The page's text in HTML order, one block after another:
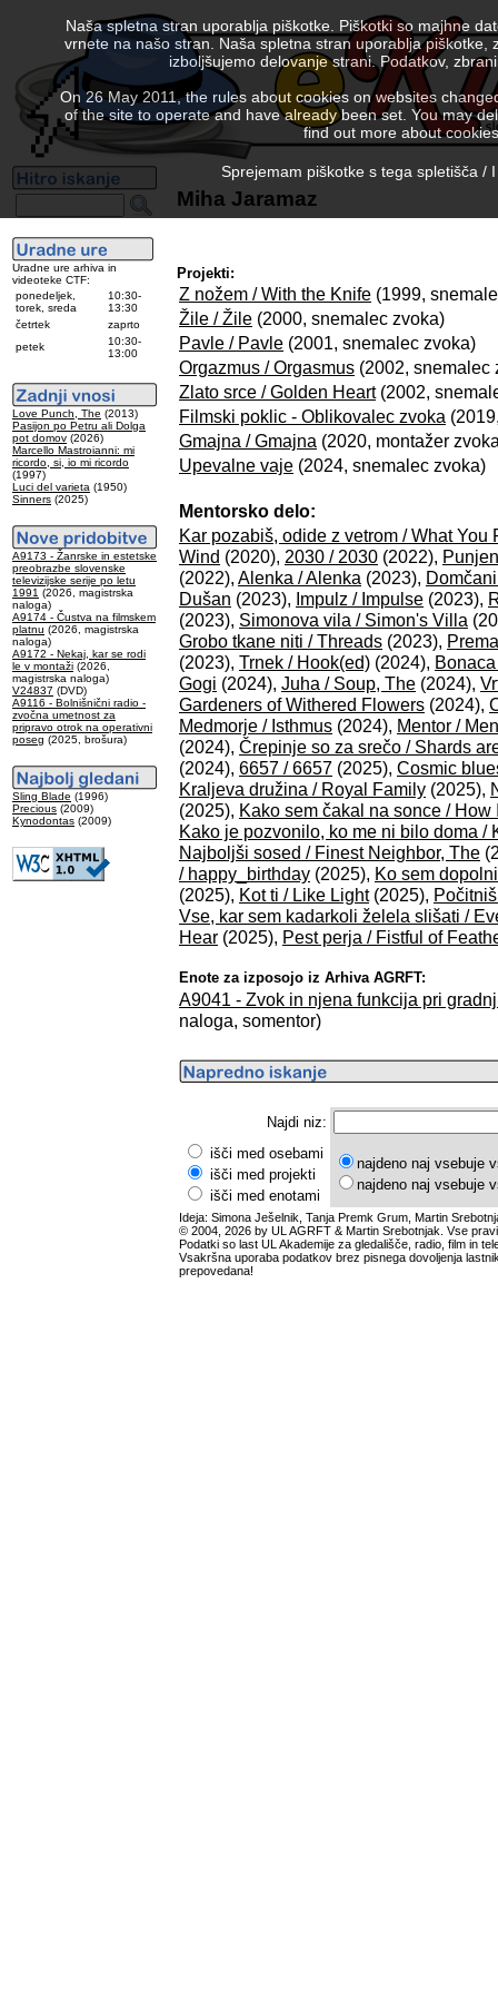
Uradne ure arhiva in
videoteke CTF:
ponedeljek,
torek, sreda
10:30-
13:30
četrtek
zaprto
petek
10:30-
13:00
Love Punch, The (2013)
Pasijon po Petru ali Dolga
pot domov (2026)
Marcello Mastroianni: mi
ricordo, si, io mi ricordo
(1997)
Luci del varieta (1950)
Sinners (2025)
A9173 - Žanrske in estetske
preobrazbe slovenske
televizijske serije po letu
1991 (2026, magistrska
naloga)
A9174 - Čustva na filmskem
platnu (2026, magistrska
naloga)
A9172 - Nekaj, kar se rodi
le v montaži (2026,
magistrska naloga)
V24837 (DVD)
A9116 - Bolnišnični radio -
zvočna umetnost za
pripravo otrok na operativni
poseg (2025, brošura)
Sling Blade (1996)
Precious (2009)
Kynodontas (2009)
Miha Jaramaz
Projekti:
Z nožem / With the Knife (1999,
Žile / Žile (2000, snemalec zvoka)
Pavle / Pavle (2001, snemalec zvoka)
Orgazmus / Orgasmus (2002, snemalec
Zlato srce / Golden Heart(2002,
Filmski poklic - Oblikovalec zvoka
Gmajna / Gmajna (2020, montažer
Upevalne vaje (2024, snemalec zvoka)
Mentorsko delo:
Kar pozabiš, odide z vetrom / What You
Wind (2020), 2030 / 2030 (2022),
(2022), Alenka / Alenka (2023),
Dušan (2023), Impulz / Impulse (2023),
(2023), Simonova vila / Simon's Villa
Grobo tkane niti / Threads (2023),
(2023), Trnek / Hook(ed) (2024),
Gogi (2024), Juha / Soup, The (2024),
Gardeners of Withered Flowers (2024),
Medmorje / Isthmus (2024), Mentor /
(2024), Črepinje so za srečo / Shards
(2024), 6657 / 6657 (2025), Cosmic
Kraljeva družina / Royal Family (2025),
(2025), Kako sem čakal na sonce / How
Kako je pozvonilo, ko me ni bilo doma /
Najboljši sosed / Finest Neighbor, The
/ happy_birthday (2025), Ko sem
(2025), Kot ti / Like Light(2025),
Vse, kar sem kadarkoli želela slišati /
Hear (2025), Pest perja / Fistful of
Enote za izposojo iz Arhiva AGRFT:
A9041 - Zvok in njena funkcija pri
naloga, somentor)
Najdi niz:
išči med osebami
išči med projekti
išči med enotami
najdeno naj vsebuje
najdeno naj vsebuje
Ideja: Simona Ješelnik, Tanja Premk Grum, Martin
© 2004, 2026 by UL AGRFT & Martin Srebotnjak. Vse
Podatki so last UL Akademije za gledališče, radio, film in
Vsakršna uporaba podatkov brez pisnega dovoljenja
prepovedana!
Naša spletna stran uporablja piškotke. Piškotki so majhne
vrnete na našo stran. Naša spletna stran uporablja
izboljšujemo delovanje strani. Podatkov,
On 26 May 2011, the rules about cookies on websites
of the site to operate and have already been set. You may
find out more about
Sprejemam piškotke s tega spletišča /